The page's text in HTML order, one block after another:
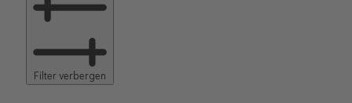
Filter verbergen